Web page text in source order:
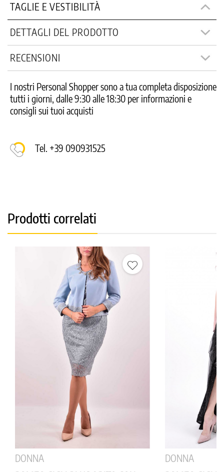
TAGLIE E VESTIBILITÀ
DETTAGLI DEL PRODOTTO
RECENSIONI
I nostri Personal Shopper sono a tua completa disposizione
tutti i giorni, dalle 9:30 alle 18:30 per informazioni e
consigli sui tuoi acquisti
Tel. +39 090931525
Prodotti correlati
DONNA
DONNA